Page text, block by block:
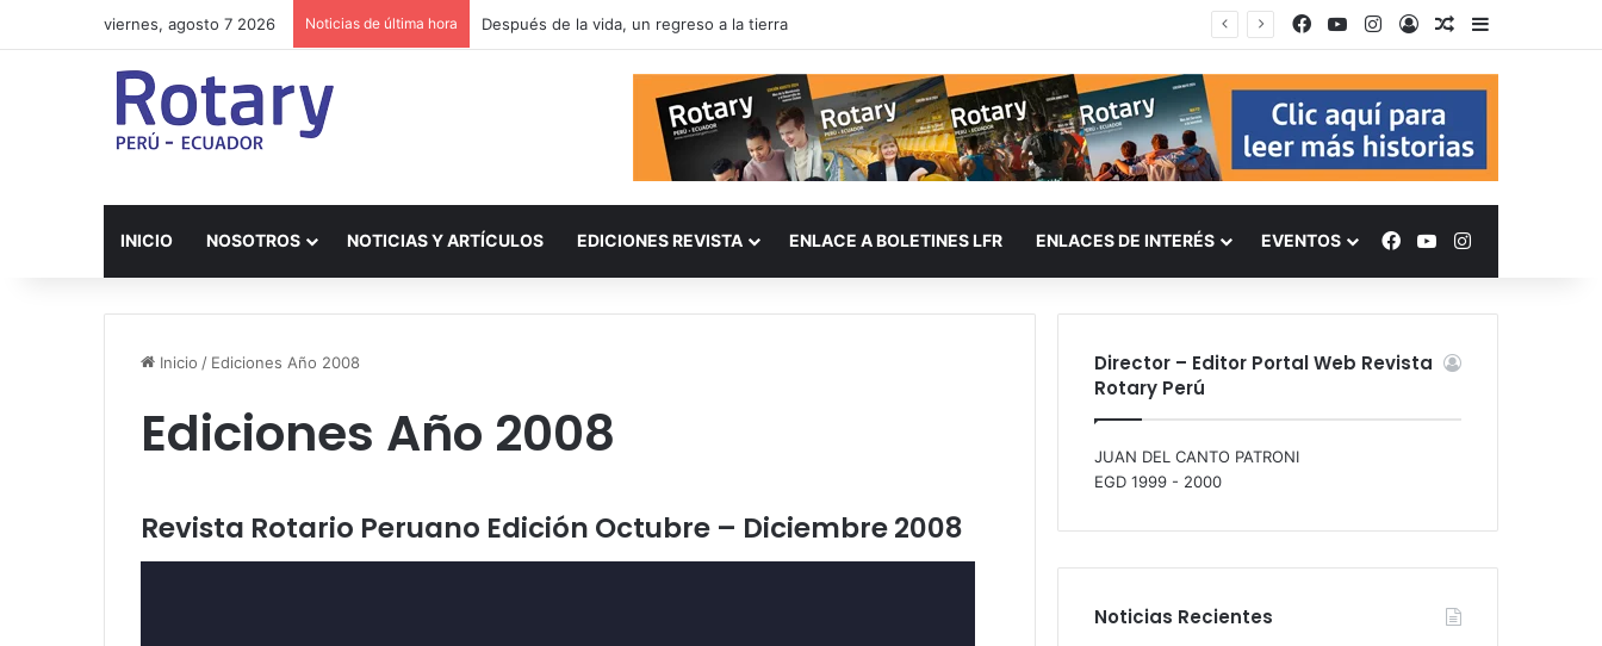
viernes, agosto 7 2026 Noticias de última hora Después de la vida, un regreso a la tierra Facebook
YouTubeInstagram
AccesoPublicación al
Barra lateral
INICIO NOSOTROS NOTICIAS Y ARTÍCULOS EDICIONES REVISTA ENLACE A BOLETINES LFR ENLACES DE INTERÉS EVENTOS Facebook
YouTubeInstagram
Inicio / Ediciones Año 2008
Ediciones Año 2008
Revista Rotario Peruano Edición Octubre – Diciembre 2008
Director – Editor Portal Web Revista
Rotary Perú
JUAN DEL CANTO PATRONI
EGD 1999 - 2000
Noticias Recientes